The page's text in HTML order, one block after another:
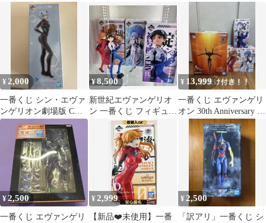
カ・ラングレー フィギ
オンMark.06 フィギュ
ア
第4の使徒 フィギュア
一番くじ B賞
¥ 2,000
一番くじ シン・エヴァ
ンゲリオン劇場版 C賞
アヤナミレイ(仮称) フ
ィギュア
¥8,500
新世紀エヴァンゲリオ
ン 一番くじ フィギュア
B賞シンジC賞レイD賞
アスカ
¥ 13,999
一番くじ エヴァンゲリ
オン 30th Anniversary フ
ィギュア
¥2,500
一番くじ エヴァンゲリ
¥ 2,999
【新品❤️未使用】一番
¥ 2,500
「訳アリ」一番くじ シ